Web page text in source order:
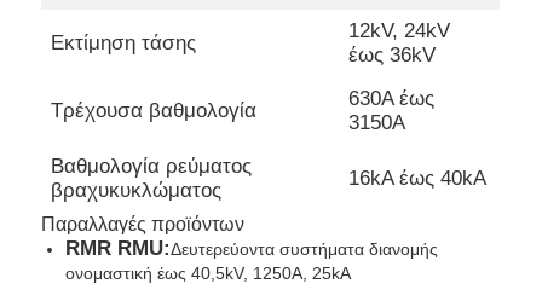
Αρχική Σελίδα
Εκτίμηση τάσης
12kV, 24kV
έως 36kV
Τρέχουσα βαθμολογία
630Α έως
3150Α
Βαθμολογία ρεύματος
βραχυκυκλώματος
16kA έως 40kA
Παραλλαγές προϊόντων
RMR RMU:Δευτερεύοντα συστήματα διανομής
ονομαστική έως 40,5kV, 1250A, 25kA